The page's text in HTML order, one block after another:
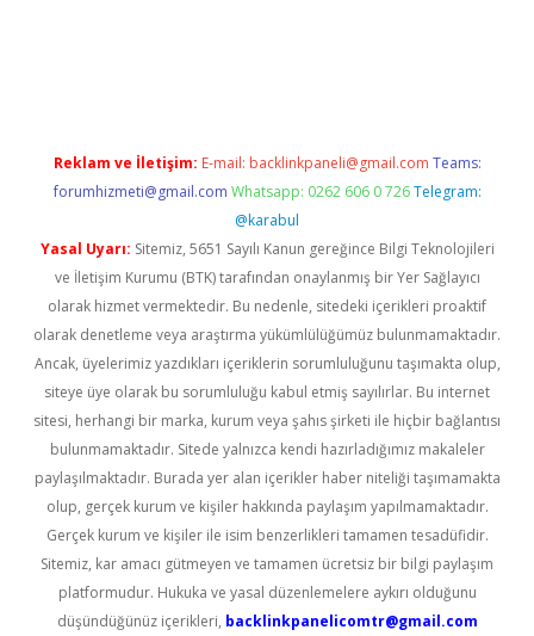
Reklam ve İletişim: E-mail: backlinkpaneli@gmail.com Teams:
forumhizmeti@gmail.com Whatsapp: 0262 606 0 726 Telegram:
@karabul
Yasal Uyarı: Sitemiz, 5651 Sayılı Kanun gereğince Bilgi Teknolojileri
ve İletişim Kurumu (BTK) tarafından onaylanmış bir Yer Sağlayıcı
olarak hizmet vermektedir. Bu nedenle, sitedeki içerikleri proaktif
olarak denetleme veya araştırma yükümlülüğümüz bulunmamaktadır.
Ancak, üyelerimiz yazdıkları içeriklerin sorumluluğunu taşımakta olup,
siteye üye olarak bu sorumluluğu kabul etmiş sayılırlar. Bu internet
sitesi, herhangi bir marka, kurum veya şahıs şirketi ile hiçbir bağlantısı
bulunmamaktadır. Sitede yalnızca kendi hazırladığımız makaleler
paylaşılmaktadır. Burada yer alan içerikler haber niteliği taşımamakta
olup, gerçek kurum ve kişiler hakkında paylaşım yapılmamaktadır.
Gerçek kurum ve kişiler ile isim benzerlikleri tamamen tesadüfidir.
Sitemiz, kar amacı gütmeyen ve tamamen ücretsiz bir bilgi paylaşım
platformudur. Hukuka ve yasal düzenlemelere aykırı olduğunu
düşündüğünüz içerikleri, backlinkpanelicomtr@gmail.com